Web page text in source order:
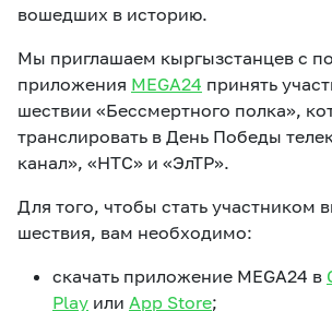
вошедших в историю.
Мы приглашаем кыргызстанцев c
приложения MEGA24 принять
шествии «Бессмертного полка»,
транслировать в День Победы
канал», «НТС» и «ЭлТР».
Для того, чтобы стать участником
шествия, вам необходимо:
скачать приложение MEGA24 в
Play или App Store;